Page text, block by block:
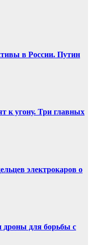
в России. Путин
к угону. Три главных
электрокаров о
для борьбы с